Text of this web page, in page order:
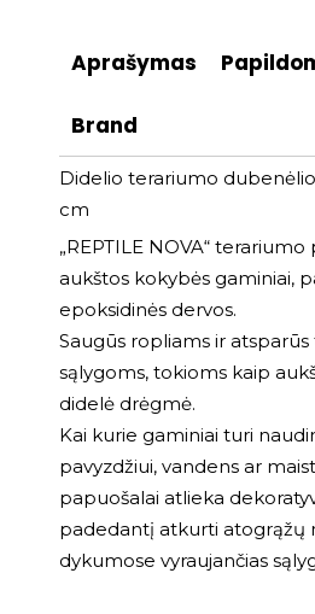
Aprašymas
Brand
Didelio terariumo dubenėlio
cm
„REPTILE NOVA“
aukštos kokybės gaminiai,
epoksidinės dervos.
Saugūs ropliams ir
sąlygoms, tokioms kaip
didelė drėgmė.
Kai kurie gaminiai turi
pavyzdžiui, vandens ar
papuošalai atlieka
padedantį atkurti atogrąžų
dykumose vyraujančias